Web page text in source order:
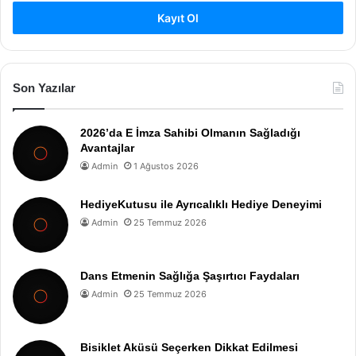
Kayıt Ol
Son Yazılar
2026’da E İmza Sahibi Olmanın Sağladığı
Avantajlar
Admin 1 Ağustos 2026
HediyeKutusu ile Ayrıcalıklı Hediye Deneyimi
Admin 25 Temmuz 2026
Dans Etmenin Sağlığa Şaşırtıcı Faydaları
Admin 25 Temmuz 2026
Bisiklet Aküsü Seçerken Dikkat Edilmesi